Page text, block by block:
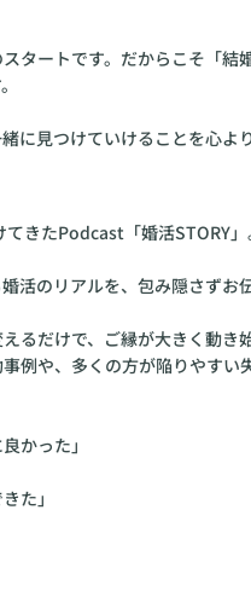
タートです。だからこそ「
に見つけていけることを心よ
きたPodcast「婚活STORY」
活のリアルを、包み隠さずお
るだけで、ご縁が大きく動き
例や、多くの方が陥りやす
かった」
た」